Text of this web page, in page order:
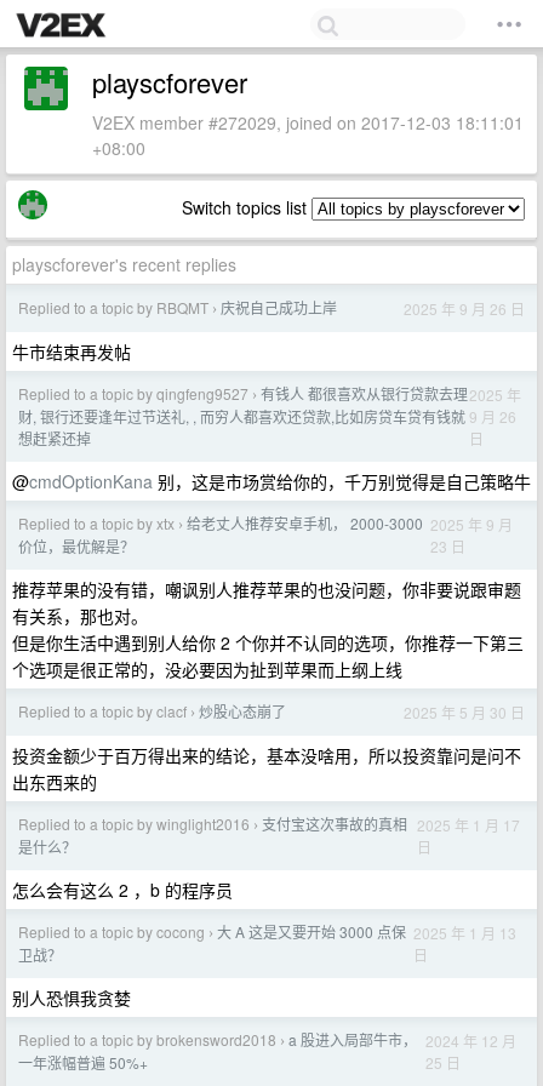
playscforever
V2EX member #272029, joined on 2017-12-03 18:11:01
+08:00
Switch topics list
playscforever's recent replies
Replied to a topic by RBQMT › 庆祝自己成功上岸 2025 年 9 月 26 日
牛市结束再发帖
Replied to a topic by qingfeng9527 › 有钱人 都很喜欢从银行贷款去理
财, 银行还要逢年过节送礼, , 而穷人都喜欢还贷款,比如房贷车贷有钱就
想赶紧还掉
2025 年
9 月 26
日
@cmdOptionKana 别，这是市场赏给你的，千万别觉得是自己策略牛
Replied to a topic by xtx › 给老丈人推荐安卓手机， 2000-3000
价位，最优解是？
2025 年 9 月
23 日
推荐苹果的没有错，嘲讽别人推荐苹果的也没问题，你非要说跟审题
有关系，那也对。
但是你生活中遇到别人给你 2 个你并不认同的选项，你推荐一下第三
个选项是很正常的，没必要因为扯到苹果而上纲上线
Replied to a topic by clacf › 炒股心态崩了 2025 年 5 月 30 日
投资金额少于百万得出来的结论，基本没啥用，所以投资靠问是问不
出东西来的
Replied to a topic by winglight2016 › 支付宝这次事故的真相
是什么？
2025 年 1 月 17
日
怎么会有这么 2 ，b 的程序员
Replied to a topic by cocong › 大 A 这是又要开始 3000 点保
卫战？
2025 年 1 月 13
日
别人恐惧我贪婪
Replied to a topic by brokensword2018 › a 股进入局部牛市，
一年涨幅普遍 50%+
2024 年 12 月
25 日